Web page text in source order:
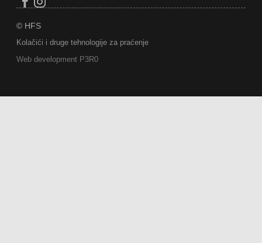
© HFS
Kolačići i druge tehnologije za praćenje
Web development P3R0